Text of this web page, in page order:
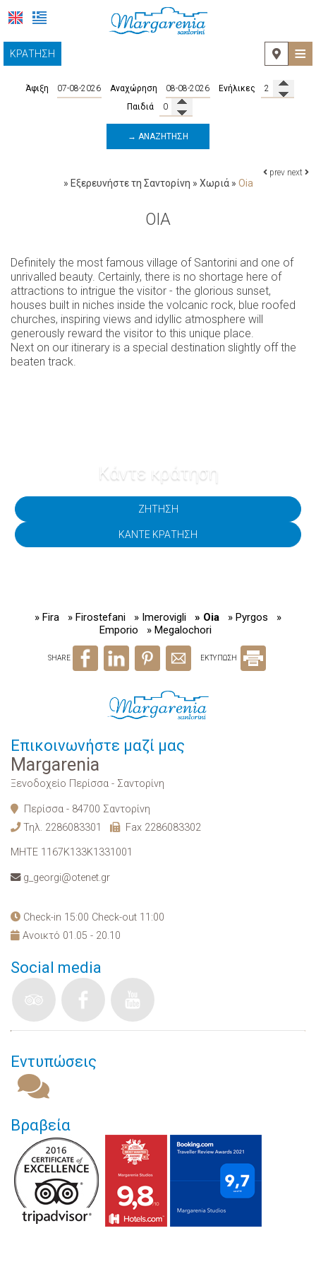
≡
ΚΡΆΤΗΣΗ
ΤΟΠΟΘΕΣΊΑ
ΔΙΑΜΟΝΉ
Περιηγήσεις και Δραστηριότητες
Παραλίες
Μουσεία και Αρχαιολογικά αξιοθέατα
ΦΩΤΟΓΡΑΦΊΕΣ
ΕΠΙΚΟΙΝΩΝΊΑ
Άφιξη Αναχώρηση
Ενήλικες
Παιδιά
→ ΑΝΑΖΉΤΗΣΗ
» Εξερευνήστε τη Σαντορίνη » Χωριά» Oia
OIA
prev next
Definitely the most famous village of Santorini and one of
unrivalled beauty. Certainly, there is no shortage here of
attractions to intrigue the visitor - the glorious sunset,
houses built in niches inside the volcanic rock, blue roofed
churches, inspiring views and idyllic atmosphere will
generously reward the visitor to this unique place.
Next on our itinerary is a special destination slightly off the
beaten track.
Κάντε κράτηση
ΖΉΤΗΣΗ
ΚΆΝΤΕ ΚΡΆΤΗΣΗ
» Fira » Firostefani » Imerovigli » Oia » Pyrgos
»
Emporio
» Megalochori
SHARE ΕΚΤΥΠΩΣΗ
Επικοινωνήστε μαζί μας
Margarenia
Ξενοδοχείο Περίσσα - Σαντορίνη
Περίσσα - 84700 Σαντορίνη
Τηλ. 2286083301 Fax 2286083302
MHTE 1167K133K1331001
g_georgi@otenet.gr
Check-in 15:00 Check-out 11:00
Ανοικτό 01.05 - 20.10
Social media
Εντυπώσεις
Βραβεία